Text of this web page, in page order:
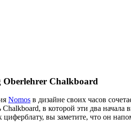
Oberlehrer Chalkboard
Nomos в дизайне своих часов
в которой эти два
вы заметите, что он